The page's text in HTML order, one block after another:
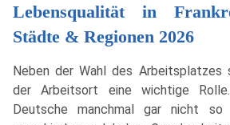
Lebensqualität in
Städte & Regionen 2026
Neben der Wahl des Arbeitsplatzes
der Arbeitsort eine wichtige
Deutsche manchmal gar nicht so